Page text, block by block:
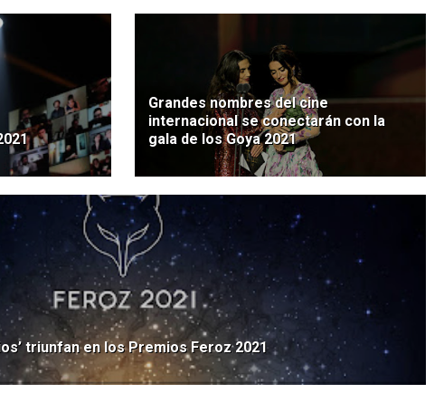
Grandes nombres del cine
internacional se conectarán con la
gala de los Goya 2021
triunfan en los Premios Feroz 2021